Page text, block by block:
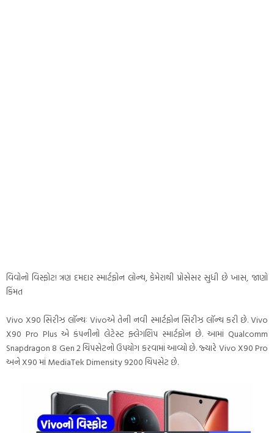
વિવોનો વિસ્ફોટ! ત્રણ દમદાર સ્માર્ટફોન લોન્ચ, કેમેરાથી પ્રોસેસર સુધી છે ખાસ, જાણો
કિંમત
Vivo X90 સિરીઝ લૉન્ચઃ Vivoએ તેની નવી સ્માર્ટફોન સિરીઝ લૉન્ચ કરી છે. Vivo
X90 Pro Plus એ કંપનીનો લેટેસ્ટ ફ્લેગશિપ સ્માર્ટફોન છે. આમાં Qualcomm
Snapdragon 8 Gen 2 ચિપસેટનો ઉપયોગ કરવામાં આવ્યો છે. જ્યારે Vivo X90 Pro
અને X90 માં MediaTek Dimensity 9200 ચિપસેટ છે.